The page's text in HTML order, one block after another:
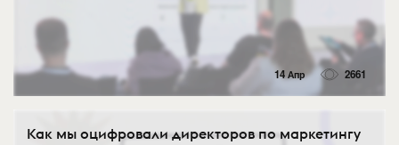
14 Апр 2661
Как мы оцифровали директоров по маркетингу